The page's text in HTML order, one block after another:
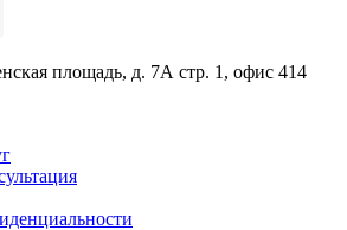
площадь, д. 7А стр. 1, офис 414